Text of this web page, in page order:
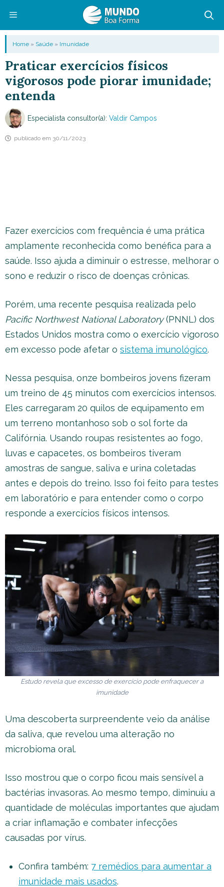
conteúdo
Menu
Home » Saúde » Imunidade
Praticar exercícios físicos
vigorosos pode piorar imunidade;
entenda
Especialista consultor(a): Valdir Campos
publicado em 30/11/2023
Fazer exercícios com frequência é uma prática
amplamente reconhecida como benéfica para a
saúde. Isso ajuda a diminuir o estresse, melhorar o
sono e reduzir o risco de doenças crônicas.
Porém, uma recente pesquisa realizada pelo
Pacific Northwest National Laboratory(PNNL) dos
Estados Unidos mostra como o exercício vigoroso
em excesso pode afetar o sistema imunológico.
Nessa pesquisa, onze bombeiros jovens fizeram
um treino de 45 minutos com exercícios intensos.
Eles carregaram 20 quilos de equipamento em
um terreno montanhoso sob o sol forte da
Califórnia. Usando roupas resistentes ao fogo,
luvas e capacetes, os bombeiros tiveram
amostras de sangue, saliva e urina coletadas
antes e depois do treino. Isso foi feito para testes
em laboratório e para entender como o corpo
responde a exercícios físicos intensos.
Estudo revela que excesso de exercício pode enfraquecer a
imunidade
Uma descoberta surpreendente veio da análise
da saliva, que revelou uma alteração no
microbioma oral.
Isso mostrou que o corpo ficou mais sensível a
bactérias invasoras. Ao mesmo tempo, diminuiu a
quantidade de moléculas importantes que ajudam
a criar inflamação e combater infecções
causadas por vírus.
Confira também: 7 remédios para aumentar a
imunidade mais usados.